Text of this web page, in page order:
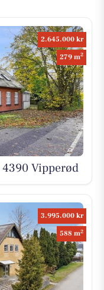
2.645.000 kr
279 m2
Vipperød
3.995.000 kr
588 m2